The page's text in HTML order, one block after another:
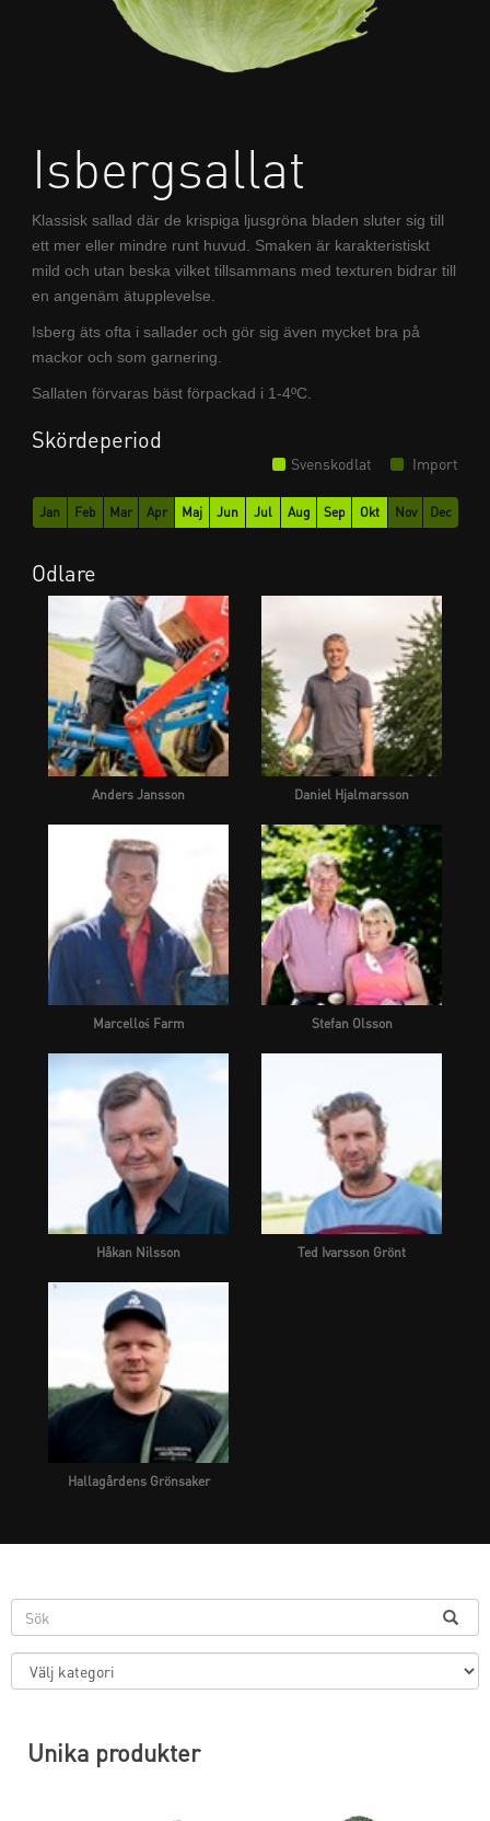
Isbergsallat
Klassisk sallad där de krispiga ljusgröna bladen sluter sig till
ett mer eller mindre runt huvud. Smaken är karakteristiskt
mild och utan beska vilket tillsammans med texturen bidrar till
en angenäm ätupplevelse.
Isberg äts ofta i sallader och gör sig även mycket bra på
mackor och som garnering.
Sallaten förvaras bäst förpackad i 1-4ºC.
Skördeperiod
Svenskodlat Import
Jan Feb Mar Apr Maj Jun Jul Aug Sep Okt Nov Dec
Odlare
Anders Jansson Daniel Hjalmarsson
Marcelloś Farm Stefan Olsson
Håkan Nilsson Ted Ivarsson Grönt
Hallagårdens Grönsaker
Unika produkter